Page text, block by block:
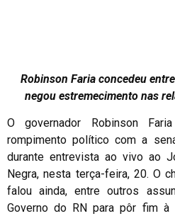
Robinson Faria concedeu
negou estremecimento nas
O governador Robinson
rompimento político com a
durante entrevista ao vivo ao
Negra, nesta terça-feira, 20. O
falou ainda, entre outros
Governo do RN para pôr fim à